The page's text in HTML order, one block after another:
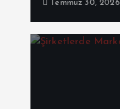
Temmuz 30, 2026